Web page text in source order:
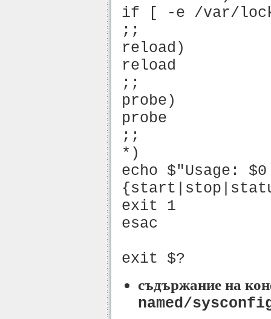
if [ -e /var/
;;
reload)
reload
;;
probe)
probe
;;
*)
echo $"Usage: $0
exit 1
esac
exit $?
съдържание на
named/